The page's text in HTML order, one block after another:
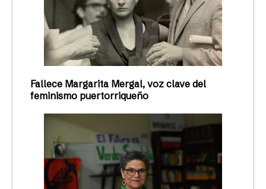
Fallece Margarita Mergal, voz clave del
feminismo puertorriqueño